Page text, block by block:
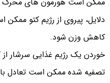
دلایل، پیروی از رژیم کتو
کاهش وزن شود.
خوردن یک رژیم غذایی سرشار
تصفیه شده ممکن است تعادل